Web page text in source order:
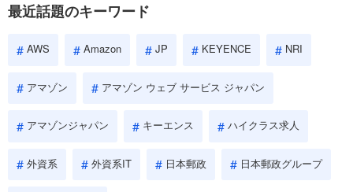
しょう。
最近話題のキーワード
AWS Amazon JP KEYENCE NRI
アマゾン アマゾン ウェブ サービス ジャパン
アマゾンジャパン キーエンス ハイクラス求人
外資系 外資系IT 日本郵政 日本郵政グループ